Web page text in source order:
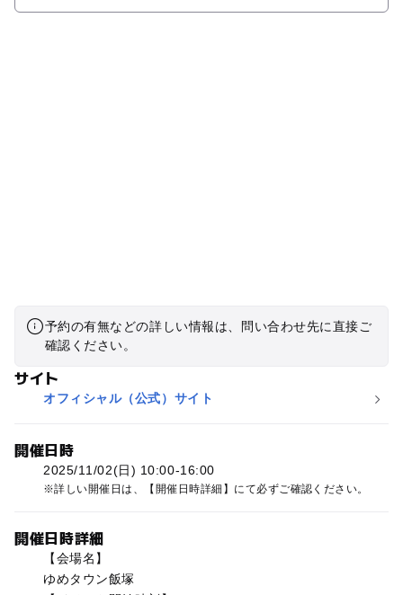
予約の有無などの詳しい情報は、問い合わせ先に直接ご
確認ください。
サイト
オフィシャル（公式）サイト
開催日時
2025/11/02(日) 10:00-16:00
詳しい開催日は、【開催日時詳細】にて必ずご確認ください。
開催日時詳細
【会場名】
ゆめタウン飯塚